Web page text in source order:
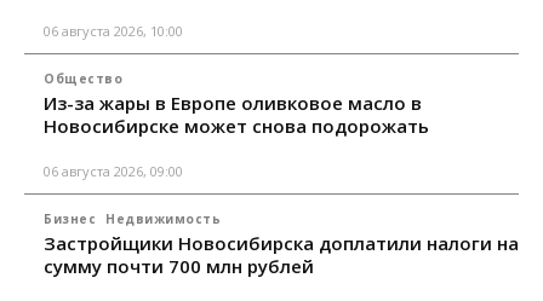
06 августа 2026, 10:00
Общество
Из-за жары в Европе оливковое масло в
Новосибирске может снова подорожать
06 августа 2026, 09:00
Бизнес Недвижимость
Застройщики Новосибирска доплатили налоги на
сумму почти 700 млн рублей